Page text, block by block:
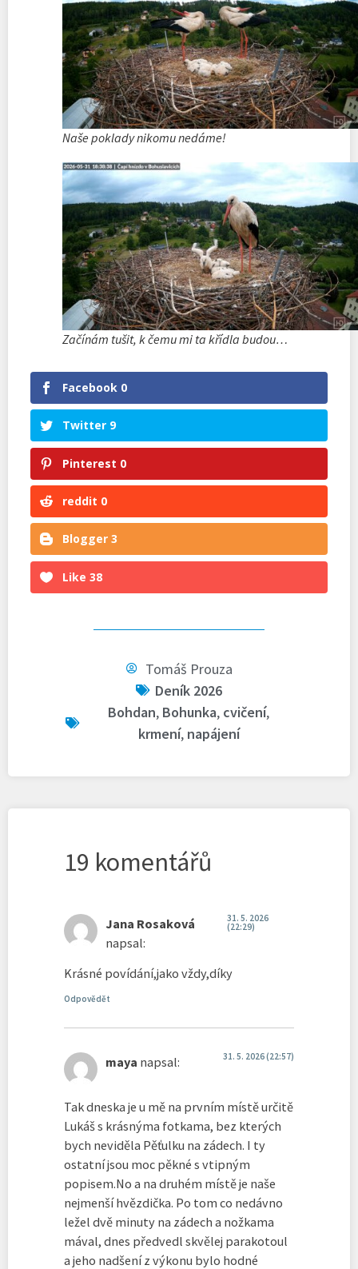
Naše poklady nikomu nedáme!
Začínám tušit, k čemu mi ta křídla budou…
Facebook 0
Twitter 9
Pinterest 0
reddit 0
Blogger 3
Like 38
Tomáš Prouza
Deník 2026
Bohdan, Bohunka, cvičení,
krmení, napájení
19 komentářů
Jana Rosaková
napsal:
31. 5. 2026
(22:29)
Krásné povídání,jako vždy,díky
Odpovědět
maya napsal: 31. 5. 2026 (22:57)
Tak dneska je u mě na prvním místě určitě
Lukáš s krásnýma fotkama, bez kterých
bych neviděla Pěťulku na zádech. I ty
ostatní jsou moc pěkné s vtipným
popisem.No a na druhém místě je naše
nejmenší hvězdička. Po tom co nedávno
ležel dvě minuty na zádech a nožkama
mával, dnes předvedl skvělej parakotoul
a jeho nadšení z výkonu bylo hodné